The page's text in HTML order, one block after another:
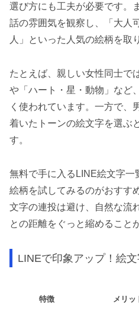
選び方にも工夫が必要です。
話の雰囲気を観察し、「大人
人」といった人気の絵柄を取
たとえば、親しい女性同士で
や「ハート・星・動物」など
く使われています。一方で、
着いたトーンの絵文字を選ぶ
す。
無料で手に入るLINE絵文字一
絵柄を試してみるのがおすす
文字の連投は避け、自然な流
との距離をぐっと縮めること
LINEで印象アップ！絵
特徴 メリッ